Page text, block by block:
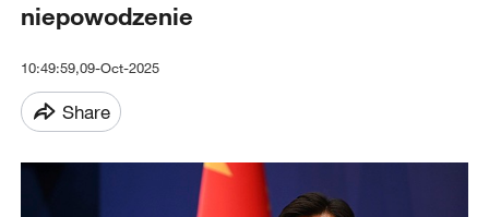
niepowodzenie
10:49:59,09-Oct-2025
Share